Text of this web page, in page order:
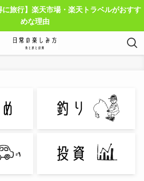
に旅行】楽天市場・楽天トラベルがおすす
めな理由